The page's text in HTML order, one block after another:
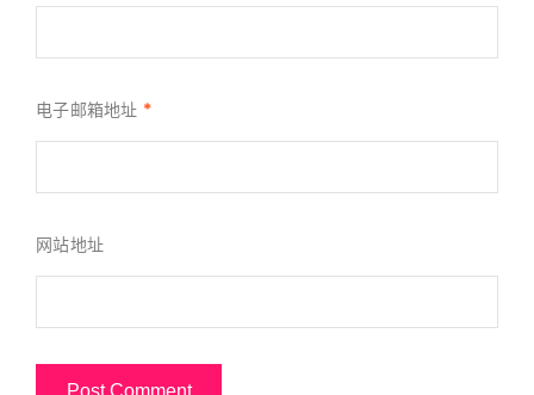
电子邮箱地址 *
网站地址